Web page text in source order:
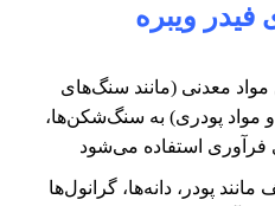
فیدر ویبره
مواد معدنی (مانند سنگ‌های
مواد پودری) به سنگ‌شکن‌ها،
فرآوری استفاده می‌شود
پودر، دانه‌ها، گرانول‌ها